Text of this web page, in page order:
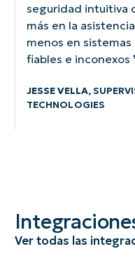
seguridad intuitiva
más en la
menos en
fiables e inconexos
JESSE VELLA,
TECHNOLOGIES
Ver todas las